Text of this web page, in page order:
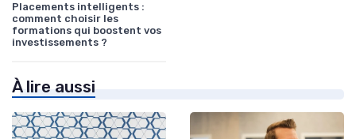
Placements intelligents :
comment choisir les
formations qui boostent vos
investissements ?
À lire aussi